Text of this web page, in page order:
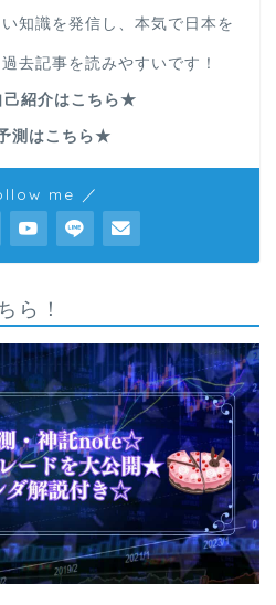
知識を発信し、本気で日本を
去記事を読みやすいです！
紹介はこちら★
測はこちら★
me ／
ら！